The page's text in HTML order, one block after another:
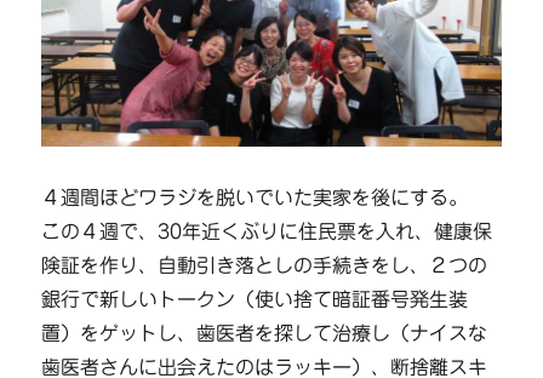
４週間ほどワラジを脱いでいた実家を後にする。
この４週で、30年近くぶりに住民票を入れ、健康保
険証を作り、自動引き落としの手続きをし、２つの
銀行で新しいトークン（使い捨て暗証番号発生装
置）をゲットし、歯医者を探して治療し（ナイスな
歯医者さんに出会えたのはラッキー）、断捨離スキ